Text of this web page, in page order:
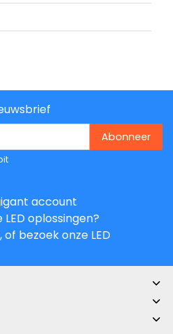
Abonneer
account
oplossingen?
bezoek onze LED